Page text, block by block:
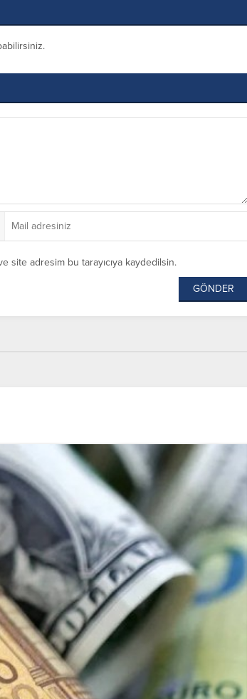
site adresim bu tarayıcıya kaydedilsin.